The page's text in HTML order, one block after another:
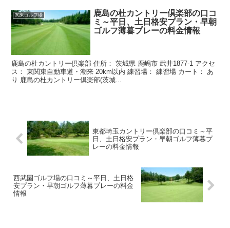
関東ゴルフ場
鹿島の杜カントリー倶楽部の口コ
ミ～平日、土日格安プラン・早朝
ゴルフ薄暮プレーの料金情報
鹿島の杜カントリー倶楽部 住所： 茨城県 鹿嶋市 武井1877-1 アクセ
ス： 東関東自動車道・潮来 20km以内 練習場： 練習場 カート： あ
り 鹿島の杜カントリー倶楽部(茨城...
東都埼玉カントリー倶楽部の口コミ～平
日、土日格安プラン・早朝ゴルフ薄暮プ
レーの料金情報
西武園ゴルフ場の口コミ～平日、土日格
安プラン・早朝ゴルフ薄暮プレーの料金
情報